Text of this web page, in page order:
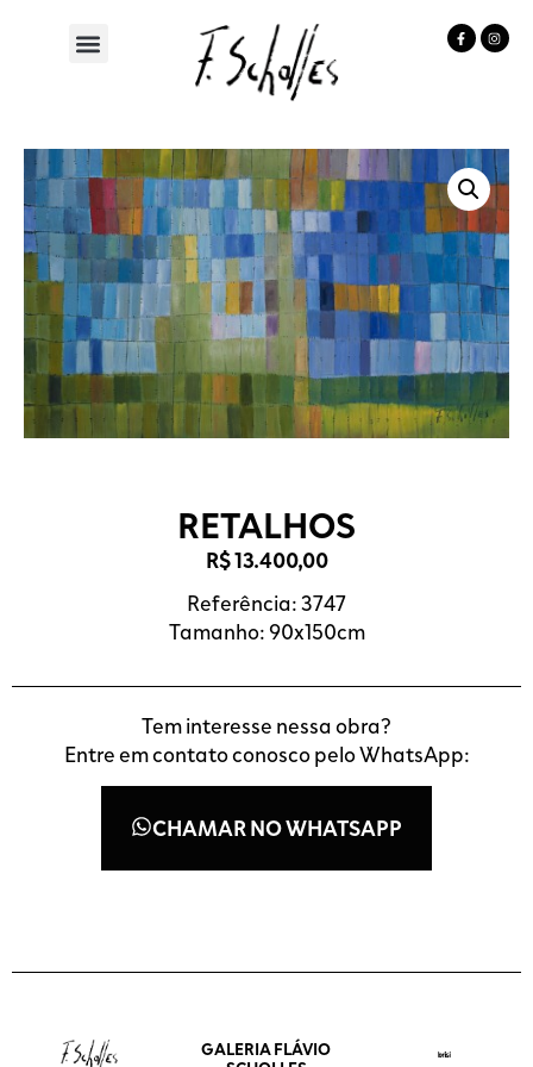
RETALHOS
R$13.400,00
Referência: 3747
Tamanho: 90x150cm
Tem interesse nessa obra?
Entre em contato conosco pelo WhatsApp:
CHAMAR NO WHATSAPP
GALERIA FLÁVIO